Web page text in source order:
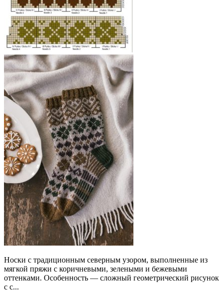
Носки с традиционным северным узором, выполненные из
мягкой пряжи с коричневыми, зелеными и бежевыми
оттенками. Особенность — сложный геометрический рисунок
с с...